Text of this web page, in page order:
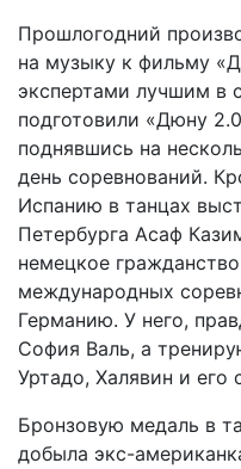
Прошлогодний
на музыку к ­фильму
экспертами лучшим в
подготовили «Дюну
поднявшись на
день соревнований.
Испанию в танцах
Петербурга Асаф
немецкое
международных
Германию. У него,
София Валь, а
Уртадо, Халявин и его
Бронзовую медаль в
добыла экс-